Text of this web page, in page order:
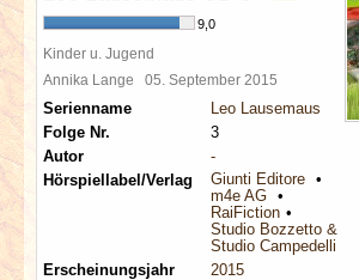
9,0
Kinder u. Jugend
Annika Lange 05. September 2015
Serienname
Leo Lausemaus
Folge Nr.
3
Autor
-
Hörspiellabel/Verlag
Giunti Editore
m4e AG
RaiFiction
Studio Bozzetto & Co
Studio Campedelli
Erscheinungsjahr
2015